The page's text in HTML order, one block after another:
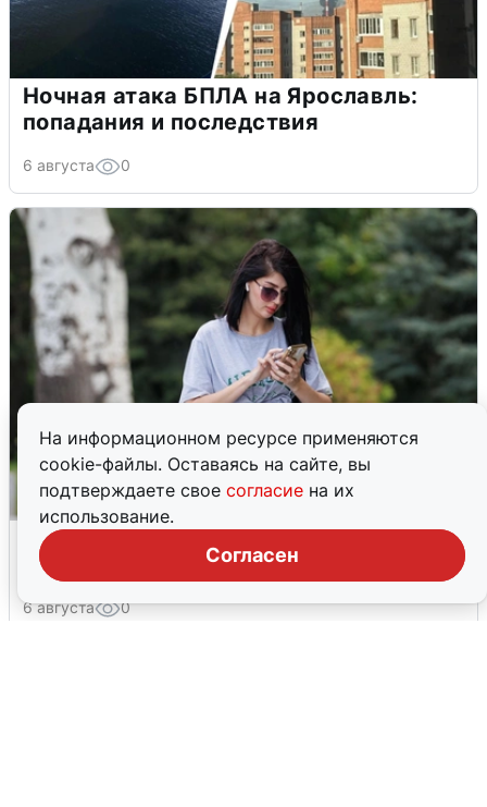
На информационном ресурсе применяются
cookie-файлы. Оставаясь на сайте, вы
подтверждаете свое согласие на их
использование.
Согласен
Ночная атака БПЛА на Ярославль:
попадания и последствия
6 августа 0
Волгоградцы остались без
мобильного интернета
6 августа 0